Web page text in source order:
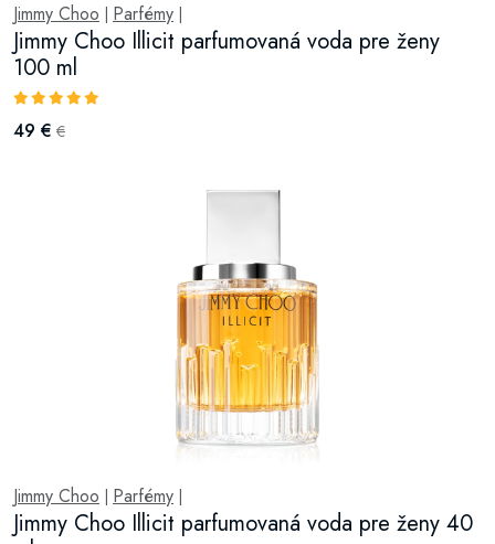
Jimmy Choo Parfémy
Jimmy Choo Illicit parfumovaná voda pre ženy
100 ml
49 € €
Jimmy Choo Parfémy
Jimmy Choo Illicit parfumovaná voda pre ženy 40